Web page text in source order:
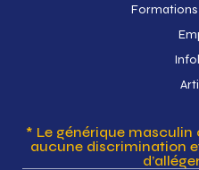
Formations
* Le générique
aucune discrimination